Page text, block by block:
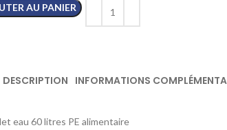
AU PANIER
DESCRIPTION INFORMATIONS
eau 60 litres PE alimentaire